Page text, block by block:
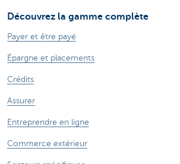
Découvrez la gamme complète
Payer et être payé
Épargne et placements
Crédits
Assurer
Entreprendre en ligne
Commerce extérieur